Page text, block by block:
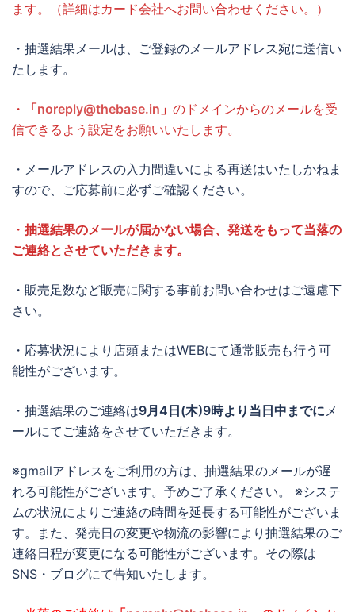
ます。（詳細はカード会社へお問い合わせください。）
・抽選結果メールは、ご登録のメールアドレス宛に送信い
たします。
・ 「noreply@thebase.in 」 のドメインからのメールを受
信できるよう設定をお願いいたします。
・メールアドレスの入力間違いによる再送はいたしかねま
すので、ご応募前に必ずご確認ください。
・ 抽選結果のメールが届かない場合、発送をもって当落の
ご連絡とさせていただきます。
・販売足数など販売に関する事前お問い合わせはご遠慮下
さい。
・応募状況により店頭またはWEBにて通常販売も行う可
能性がございます。
・抽選結果のご連絡は9月4日(木)9時より当日中までにメ
ールにてご連絡をさせていただきます。
※gmailアドレスをご利用の方は、抽選結果のメールが遅
れる可能性がございます。予めご了承ください。 ※システ
ムの状況によりご連絡の時間を延長する可能性がございま
す。また、発売日の変更や物流の影響により抽選結果のご
連絡日程が変更になる可能性がございます。その際は
SNS・ブログにて告知いたします。